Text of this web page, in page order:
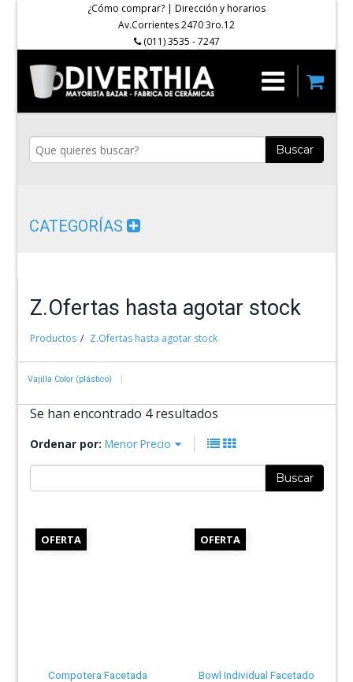
¿Cómo comprar? | Dirección y horarios
Av.Corrientes 2470 3ro.12
(011) 3535 - 7247
Buscar
CATEGORÍAS
Z.Ofertas hasta agotar stock
Productos Z.Ofertas hasta agotar stock
Vajilla Color (plástico)
Se han encontrado 4 resultados
Ordenar por: Menor Precio
Buscar
OFERTA
Compotera Facetada
OFERTA
Bowl Individual Facetado